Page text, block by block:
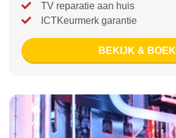
TV reparatie aan huis
ICTKeurmerk garantie
BEKIJK & BOEK